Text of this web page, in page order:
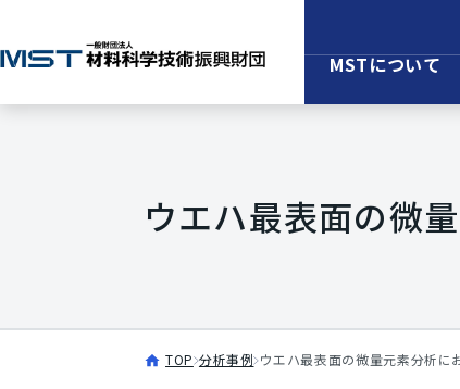
MSTについて
ウエハ最表面の微
TOP 分析事例 ウエハ最表面の微量元素分析に